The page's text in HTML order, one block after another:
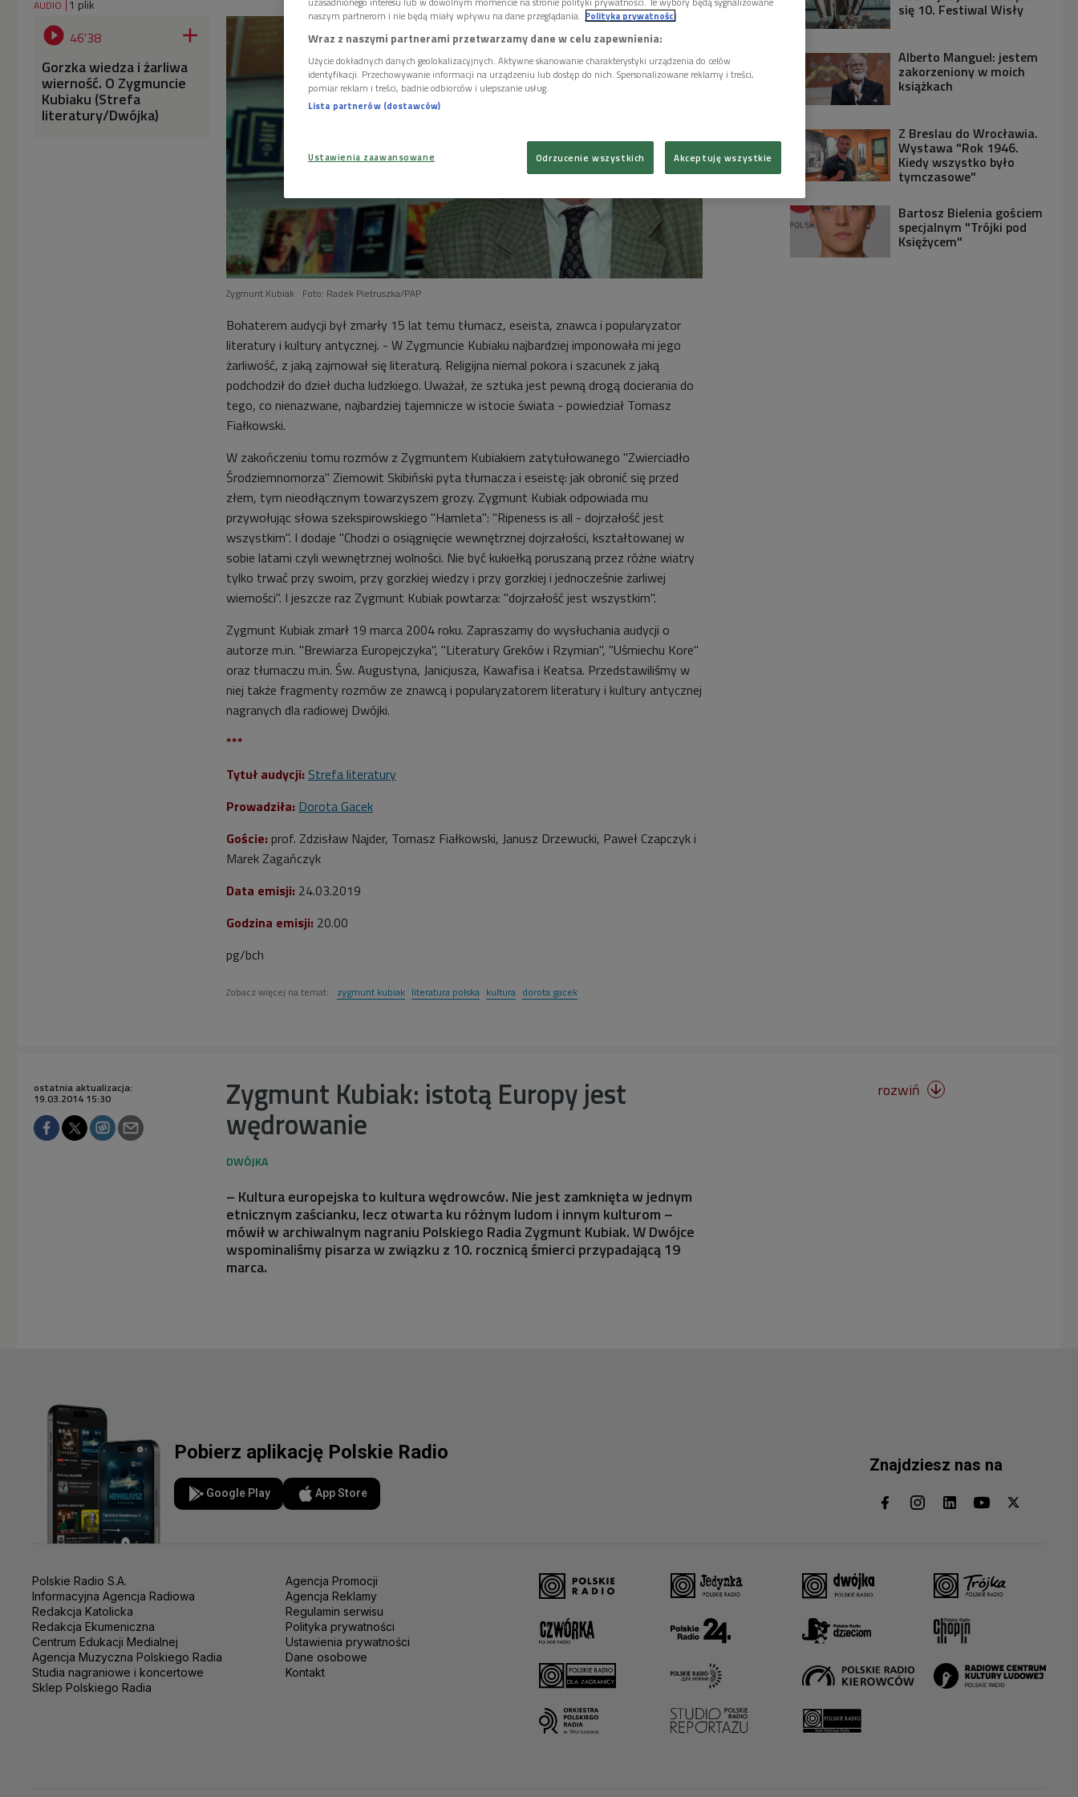
AUDIO 1 plik
 46'38 
Gorzka wiedza i żarliwa
wierność. O Zygmuncie
Kubiaku (Strefa
literatury/Dwójka)
Zygmunt Kubiak Foto: Radek Pietruszka/PAP
Bohaterem audycji był zmarły 15 lat temu tłumacz, eseista, znawca i popularyzator
literatury i kultury antycznej. - W Zygmuncie Kubiaku najbardziej imponowała mi jego
żarliwość, z jaką zajmował się literaturą. Religijna niemal pokora i szacunek z jaką
podchodził do dzieł ducha ludzkiego. Uważał, że sztuka jest pewną drogą docierania do
tego, co nienazwane, najbardziej tajemnicze w istocie świata - powiedział Tomasz
Fiałkowski.
W zakończeniu tomu rozmów z Zygmuntem Kubiakiem zatytułowanego "Zwierciadło
Środziemnomorza" Ziemowit Skibiński pyta tłumacza i eseistę: jak obronić się przed
złem, tym nieodłącznym towarzyszem grozy. Zygmunt Kubiak odpowiada mu
przywołując słowa szekspirowskiego "Hamleta": "Ripeness is all - dojrzałość jest
wszystkim". I dodaje "Chodzi o osiągnięcie wewnętrznej dojrzałości, kształtowanej w
sobie latami czyli wewnętrznej wolności. Nie być kukiełką poruszaną przez różne wiatry
tylko trwać przy swoim, przy gorzkiej wiedzy i przy gorzkiej i jednocześnie żarliwej
wierności". I jeszcze raz Zygmunt Kubiak powtarza: "dojrzałość jest wszystkim".
Zygmunt Kubiak zmarł 19 marca 2004 roku. Zapraszamy do wysłuchania audycji o
autorze m.in. "Brewiarza Europejczyka", "Literatury Greków i Rzymian", "Uśmiechu Kore"
oraz tłumaczu m.in. Św. Augustyna, Janicjusza, Kawafisa i Keatsa. Przedstawiliśmy w
niej także fragmenty rozmów ze znawcą i popularyzatorem literatury i kultury antycznej
nagranych dla radiowej Dwójki.
***
Tytuł audycji: Strefa literatury
Prowadziła: Dorota Gacek
Goście: prof. Zdzisław Najder, Tomasz Fiałkowski, Janusz Drzewucki, Paweł Czapczyk i
Marek Zagańczyk
Data emisji: 24.03.2019
Godzina emisji: 20.00
pg/bch
Zobacz więcej na temat: zygmunt kubiak literatura polska kultura dorota gacek
się 10. Festiwal Wisły
Alberto Manguel: jestem
zakorzeniony w moich
książkach
Z Breslau do Wrocławia.
Wystawa "Rok 1946.
Kiedy wszystko było
tymczasowe"
Bartosz Bielenia gościem
specjalnym "Trójki pod
Księżycem"
Zygmunt Kubiak: istotą Europy jest
wędrowanie
ostatnia aktualizacja:
19.03.2014 15:30
– Kultura europejska to kultura wędrowców. Nie jest zamknięta w jednym
etnicznym zaścianku, lecz otwarta ku różnym ludom i innym kulturom –
mówił w archiwalnym nagraniu Polskiego Radia Zygmunt Kubiak. W Dwójce
wspominaliśmy pisarza w związku z 10. rocznicą śmierci przypadającą 19
marca.
rozwiń 
Pobierz aplikację Polskie Radio
Google Play App Store
Znajdziesz nas na
Polskie Radio S.A.
Informacyjna Agencja Radiowa
Redakcja Katolicka
Redakcja Ekumeniczna
Centrum Edukacji Medialnej
Agencja Muzyczna Polskiego Radia
Studia nagraniowe i koncertowe
Sklep Polskiego Radia
Agencja Promocji
Agencja Reklamy
Regulamin serwisu
Polityka prywatności
Ustawienia prywatności
Dane osobowe
Kontakt
naszym partnerom i nie będą miały wpływu na dane przeglądania. Polityka prywatności
Wraz z naszymi partnerami przetwarzamy dane w celu zapewnienia:
Użycie dokładnych danych geolokalizacyjnych. Aktywne skanowanie charakterystyki urządzenia do celów
identyfikacji. Przechowywanie informacji na urządzeniu lub dostęp do nich. Spersonalizowane reklamy i treści,
pomiar reklam i treści, badnie odbiorców i ulepszanie usług.
Lista partnerów (dostawców)
Ustawienia zaawansowane Odrzucenie wszystkich Akceptuję wszystkie